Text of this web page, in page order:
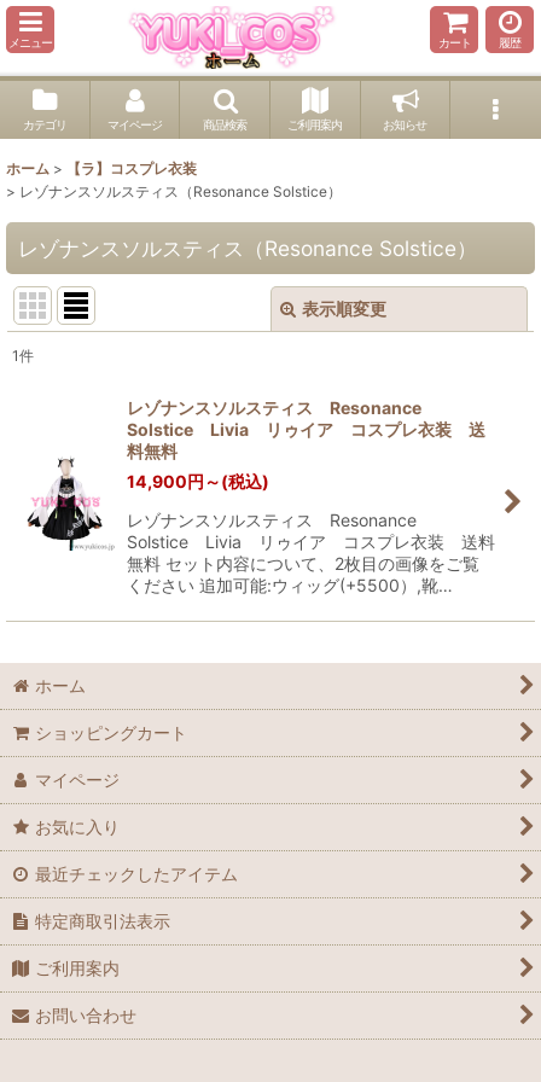
メニュー カート 履歴
カテゴリ マイページ 商品検索 ご利用案内 お知らせ
ホーム >
【ラ】コスプレ衣装
> レゾナンスソルスティス（Resonance Solstice）
レゾナンスソルスティス（Resonance Solstice）
表示順変更
1件
レゾナンスソルスティス Resonance
Solstice Livia リゥイア コスプレ衣装 送
料無料
14,900円 ～(税込)
レゾナンスソルスティス Resonance
Solstice Livia リゥイア コスプレ衣装 送料
無料 セット内容について、2枚目の画像をご覧
ください 追加可能:ウィッグ(+5500）,靴…
ホーム
ショッピングカート
マイページ
お気に入り
最近チェックしたアイテム
特定商取引法表示
ご利用案内
お問い合わせ